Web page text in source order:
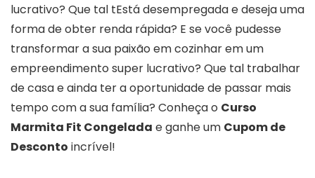
lucrativo? Que tal tEstá desempregada e deseja uma
forma de obter renda rápida? E se você pudesse
transformar a sua paixão em cozinhar em um
empreendimento super lucrativo? Que tal trabalhar
de casa e ainda ter a oportunidade de passar mais
tempo com a sua família? Conheça o Curso
Marmita Fit Congelada e ganhe um Cupom de
Desconto incrível!